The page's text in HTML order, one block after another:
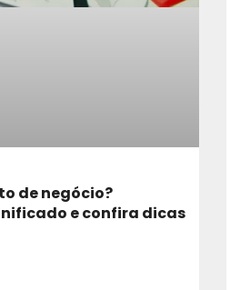
de negócio?
e confira dicas